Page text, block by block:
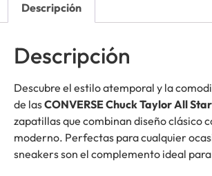
Descripción
Descripción
Descubre el estilo atemporal y la
de lasCONVERSE Chuck Taylor All
zapatillas que combinan diseño clásico
moderno. Perfectas para cualquier
sneakers son el complemento ideal